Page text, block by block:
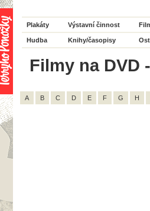
Plakáty Výstavní činnost
Hudba Knihy/časopisy
Filmy na DVD
A B C D E F G H